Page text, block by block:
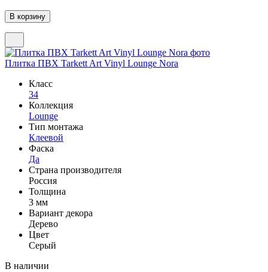
Плитка ПВХ Tarkett Art Vinyl Lounge Nora
Класс
34
Коллекция
Lounge
Тип монтажа
Клеевой
Фаска
Да
Страна производителя
Россия
Толщина
3 мм
Вариант декора
Дерево
Цвет
Серый
В наличии